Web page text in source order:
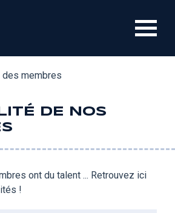
des membres
DE NOS
ont du talent ... Retrouvez ici
!